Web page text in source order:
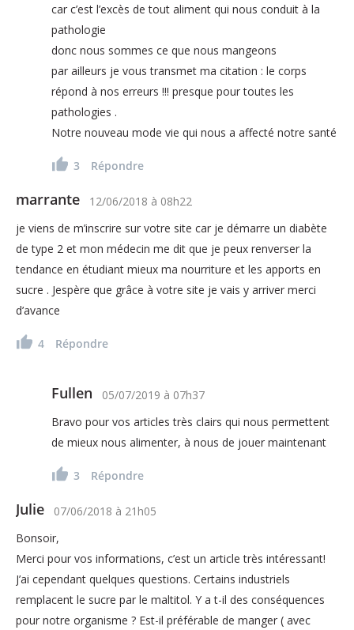
car c’est l’excès de tout aliment qui nous conduit à la
pathologie
donc nous sommes ce que nous mangeons
par ailleurs je vous transmet ma citation : le corps
répond à nos erreurs !!! presque pour toutes les
pathologies .
Notre nouveau mode vie qui nous a affecté notre santé
3 Répondre
marrante 12/06/2018 à 08h22
je viens de m’inscrire sur votre site car je démarre un diabète
de type 2 et mon médecin me dit que je peux renverser la
tendance en étudiant mieux ma nourriture et les apports en
sucre . Jespère que grâce à votre site je vais y arriver merci
d’avance
4 Répondre
Fullen 05/07/2019 à 07h37
Bravo pour vos articles très clairs qui nous permettent
de mieux nous alimenter, à nous de jouer maintenant
3 Répondre
Julie 07/06/2018 à 21h05
Bonsoir,
Merci pour vos informations, c’est un article très intéressant!
J’ai cependant quelques questions. Certains industriels
remplacent le sucre par le maltitol. Y a t-il des conséquences
pour notre organisme ? Est-il préférable de manger ( avec